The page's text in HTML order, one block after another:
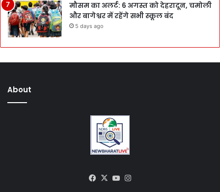
मौसम का अलर्ट: 6 अगस्त को देहरादून, चमोली
और बागेश्वर में रहेंगे सभी स्कूल बंद
5 days ago
About
Facebook
X YouTube